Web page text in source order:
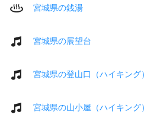
宮城県の銭湯
宮城県の展望台
宮城県の登山口（ハイキング）
宮城県の山小屋（ハイキング）